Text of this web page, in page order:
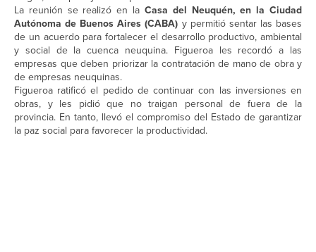
La reunión se realizó en la Casa del Neuquén, en la Ciudad
Autónoma de Buenos Aires (CABA) y permitió sentar las bases
de un acuerdo para fortalecer el desarrollo productivo, ambiental
y social de la cuenca neuquina. Figueroa les recordó a las
empresas que deben priorizar la contratación de mano de obra y
de empresas neuquinas.
Figueroa ratificó el pedido de continuar con las inversiones en
obras, y les pidió que no traigan personal de fuera de la
provincia. En tanto, llevó el compromiso del Estado de garantizar
la paz social para favorecer la productividad.